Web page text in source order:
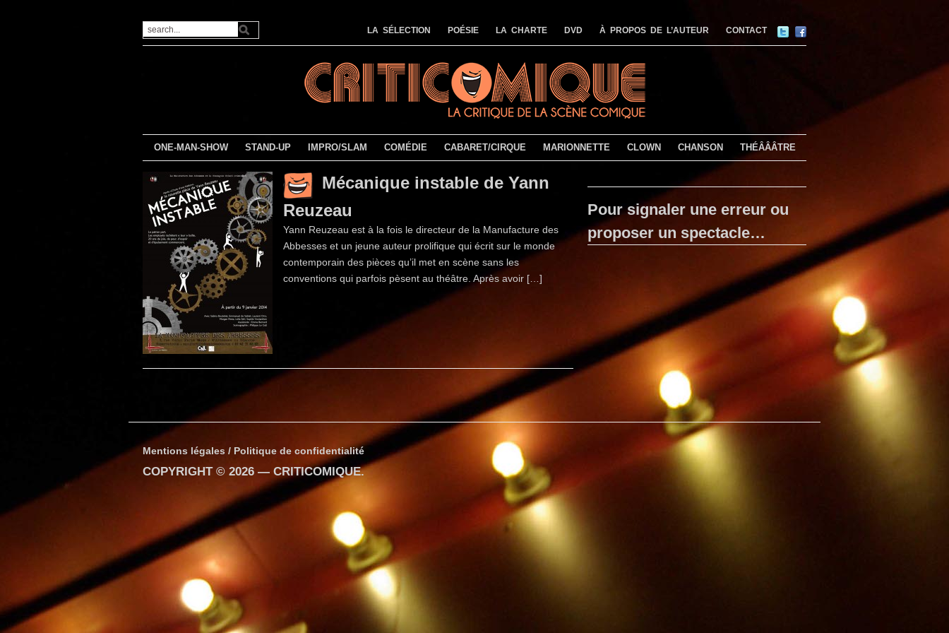
LA SÉLECTION POÉSIE LA CHARTE DVD À PROPOS DE L’AUTEUR CONTACT
ONE-MAN-SHOW STAND-UP IMPRO/SLAM COMÉDIE CABARET/CIRQUE MARIONNETTE CLOWN CHANSON THÉÂÂÂTRE
Mécanique instable de Yann
Reuzeau
Yann Reuzeau est à la fois le directeur de la Manufacture des
Abbesses et un jeune auteur prolifique qui écrit sur le monde
contemporain des pièces qu’il met en scène sans les
conventions qui parfois pèsent au théâtre. Après avoir […]
Pour signaler une erreur ou
proposer un spectacle…
Mentions légales / Politique de confidentialité
COPYRIGHT © 2026 — CRITICOMIQUE.